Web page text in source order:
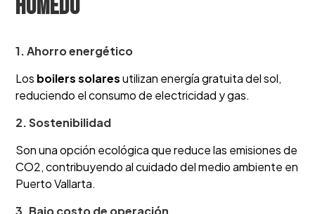
húmedo
1. Ahorro energético
Los boilers solaresutilizan energía gratuita del sol,
reduciendo el consumo de electricidad y gas.
2. Sostenibilidad
Son una opción ecológica que reduce las emisiones de
CO2, contribuyendo al cuidado del medio ambiente en
Puerto Vallarta.